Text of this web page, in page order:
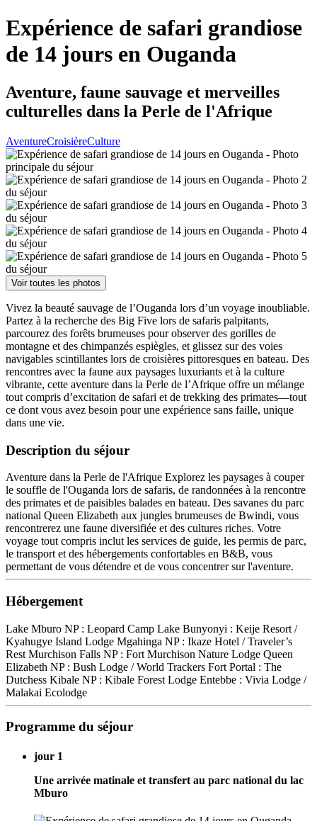
Expérience de safari grandiose
de 14 jours en Ouganda
Aventure, faune sauvage et merveilles
culturelles dans la Perle de l'Afrique
AventureCroisièreCulture
Voir toutes les photos
Vivez la beauté sauvage de l’Ouganda lors d’un voyage inoubliable.
Partez à la recherche des Big Five lors de safaris palpitants,
parcourez des forêts brumeuses pour observer des gorilles de
montagne et des chimpanzés espiègles, et glissez sur des voies
navigables scintillantes lors de croisières pittoresques en bateau. Des
rencontres avec la faune aux paysages luxuriants et à la culture
vibrante, cette aventure dans la Perle de l’Afrique offre un mélange
tout compris d’excitation de safari et de trekking des primates—tout
ce dont vous avez besoin pour une expérience sans faille, unique
dans une vie.
Description du séjour
Aventure dans la Perle de l'Afrique Explorez les paysages à couper
le souffle de l'Ouganda lors de safaris, de randonnées à la rencontre
des primates et de paisibles balades en bateau. Des savanes du parc
national Queen Elizabeth aux jungles brumeuses de Bwindi, vous
rencontrerez une faune diversifiée et des cultures riches. Votre
voyage tout compris inclut les services de guide, les permis de parc,
le transport et des hébergements confortables en B&B, vous
permettant de vous détendre et de vous concentrer sur l'aventure.
Hébergement
Lake Mburo NP : Leopard Camp Lake Bunyonyi : Keije Resort /
Kyahugye Island Lodge Mgahinga NP : Ikaze Hotel / Traveler’s
Rest Murchison Falls NP : Fort Murchison Nature Lodge Queen
Elizabeth NP : Bush Lodge / World Trackers Fort Portal : The
Dutchess Kibale NP : Kibale Forest Lodge Entebbe : Vivia Lodge /
Malakai Ecolodge
Programme du séjour
jour 1
Une arrivée matinale et transfert au parc national du lac
Mburo